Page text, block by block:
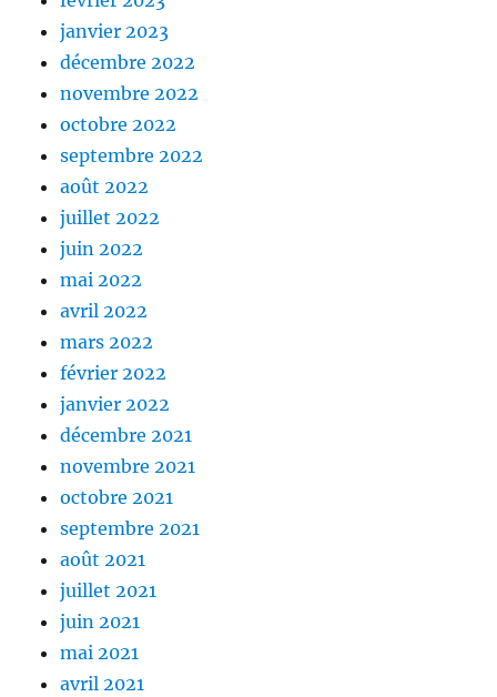
janvier 2023
décembre 2022
novembre 2022
octobre 2022
septembre 2022
août 2022
juillet 2022
juin 2022
mai 2022
avril 2022
mars 2022
février 2022
janvier 2022
décembre 2021
novembre 2021
octobre 2021
septembre 2021
août 2021
juillet 2021
juin 2021
mai 2021
avril 2021